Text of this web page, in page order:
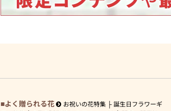
よく贈られる花 お祝いの花特集
誕生日フラワーギ